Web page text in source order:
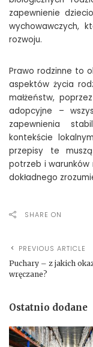
zapewnienie
wychowawczych,
rozwoju.
Prawo rodzinne to
aspektów życia
małżeństw,
adopcyjne –
zapewnienia
kontekście
przepisy te
potrzeb i warunków
dokładnego
SHARE ON
PREVIOUS ARTICLE
Puchary – z jakich
wręczane?
Ostatnio dodane